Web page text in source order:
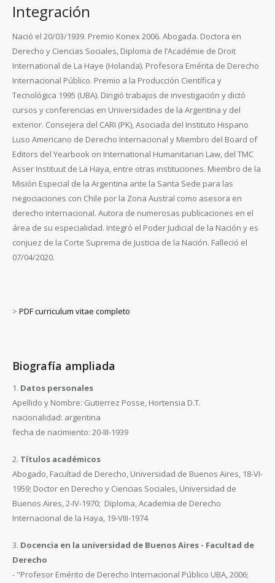
Integración
Nació el 20/03/1939. Premio Konex 2006. Abogada. Doctora en
Derecho y Ciencias Sociales, Diploma de l’Académie de Droit
International de La Haye (Holanda). Profesora Emérita de Derecho
Internacional Público. Premio a la Producción Científica y
Tecnológica 1995 (UBA). Dirigió trabajos de investigación y dictó
cursos y conferencias en Universidades de la Argentina y del
exterior. Consejera del CARI (PK), Asociada del Instituto Hispano
Luso Americano de Derecho Internacional y Miembro del Board of
Editors del Yearbook on International Humanitarian Law, del TMC
Asser Instituut de La Haya, entre otras instituciones. Miembro de la
Misión Especial de la Argentina ante la Santa Sede para las
negociaciones con Chile por la Zona Austral como asesora en
derecho internacional. Autora de numerosas publicaciones en el
área de su especialidad. Integró el Poder Judicial de la Nación y es
conjuez de la Corte Suprema de Justicia de la Nación. Falleció el
07/04/2020.
> PDF curriculum vitae completo
Biografía ampliada
1. Datos personales
Apellido y Nombre: Gutierrez Posse, Hortensia D.T.
nacionalidad: argentina
fecha de nacimiento: 20-III-1939
2. Títulos académicos
Abogado, Facultad de Derecho, Universidad de Buenos Aires, 18-VI-
1959; Doctor en Derecho y Ciencias Sociales, Universidad de
Buenos Aires, 2-IV-1970; Diploma, Academia de Derecho
Internacional de la Haya, 19-VIII-1974
3. Docencia en la universidad de Buenos Aires - Facultad de
Derecho
- "Profesor Emérito de Derecho Internacional Público UBA, 2006;